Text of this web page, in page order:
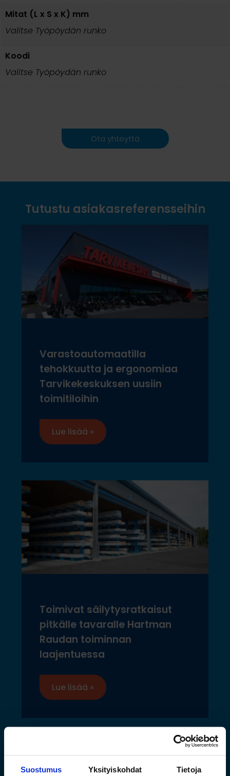
Suostumus Yksityiskohdat Tietoja
Mitat (L x S x K) mm
Valitse Työpöydän runko
Koodi
Valitse Työpöydän runko
Ota yhteyttä
Tutustu asiakasreferensseihin
Varastoautomaatilla
tehokkuutta ja ergonomiaa
Tarvikekeskuksen uusiin
toimitiloihin
Lue lisää »
Toimivat säilytysratkaisut
pitkälle tavaralle Hartman
Raudan toiminnan
laajentuessa
Lue lisää »